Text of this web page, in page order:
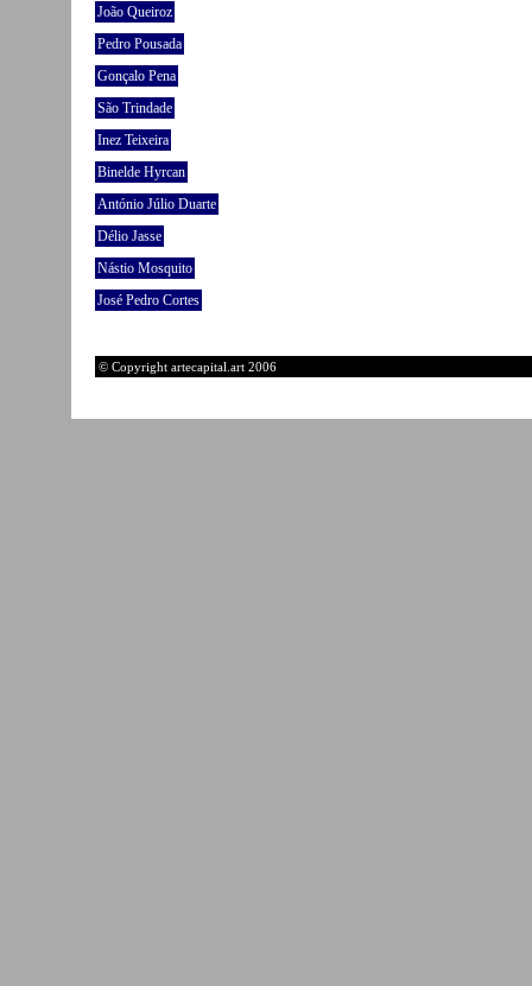
João Queiroz
Pedro Pousada
Gonçalo Pena
São Trindade
Inez Teixeira
Binelde Hyrcan
António Júlio Duarte
Délio Jasse
Nástio Mosquito
José Pedro Cortes
© Copyright artecapital.art 2006